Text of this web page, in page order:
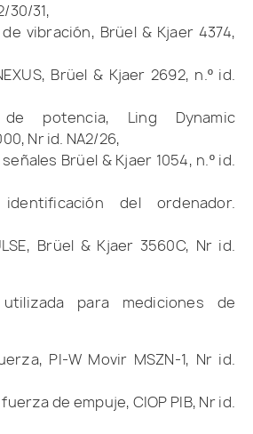
30/31,
vibración, Brüel & Kjaer 4374,
Brüel & Kjaer 2692, n.º id.
de potencia, Ling Dynamic
Nr id. NA2/26,
Brüel & Kjaer 1054, n.º id.
del ordenador.
Brüel & Kjaer 3560C, Nr id.
utilizada para mediciones de
PI-W Movir MSZN-1, Nr id.
de empuje, CIOP PIB, Nr id.